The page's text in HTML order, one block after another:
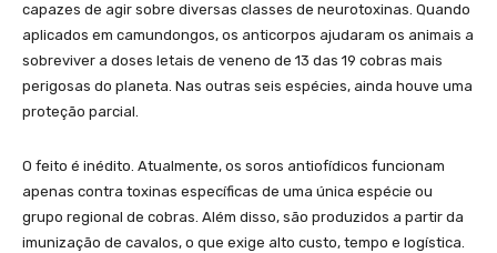
capazes de agir sobre diversas classes de neurotoxinas. Quando
aplicados em camundongos, os anticorpos ajudaram os animais a
sobreviver a doses letais de veneno de 13 das 19 cobras mais
perigosas do planeta. Nas outras seis espécies, ainda houve uma
proteção parcial.
O feito é inédito. Atualmente, os soros antiofídicos funcionam
apenas contra toxinas específicas de uma única espécie ou
grupo regional de cobras. Além disso, são produzidos a partir da
imunização de cavalos, o que exige alto custo, tempo e logística.